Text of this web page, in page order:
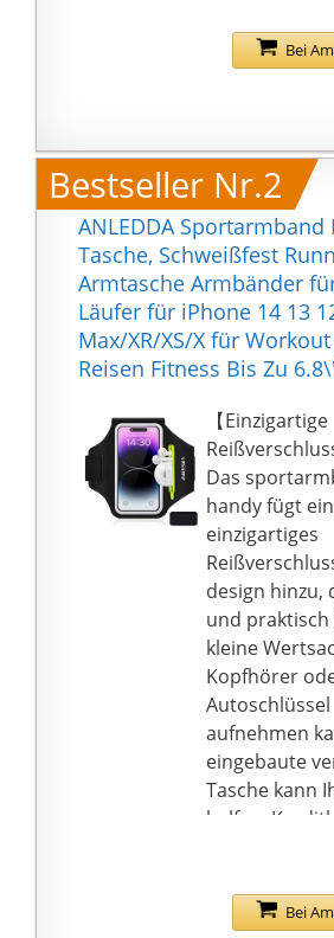
Ihren Player
geschützt
die
Anschlüsse
Das
dehnbare
und
Mobiltelefon,
verrutschen
einzuengen,
stundenlang
Unterhaltung
trainieren, in
Verbindung
und
Komfort
können.
versteckter
Ihnen hilft, das
zusätzlicher
minimieren,
ins
gehen!
Helle,
Bildschirm
bieten eine
Sichtbarkeit
Bei
Bestseller Nr.2
ANLEDDA
Tasche, Schweißfest
Armtasche Armbänder
Läufer für iPhone 14 13
Max/XR/XS/X für Workout
Reisen Fitness Bis Zu
【Einzigartige
Das
handy fügt ein
einzigartiges
design hinzu,
und
kleine
Kopfhörer
Autoschlüssel
aufnehmen
eingebaute
Tasche kann
helfen,
【Fit Your
Die
Bei